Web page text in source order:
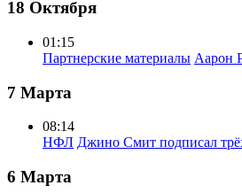
18 Октября
01:15
Партнерские материалы Аарон
7 Марта
08:14
НФЛ Джино Смит подписал
6 Марта